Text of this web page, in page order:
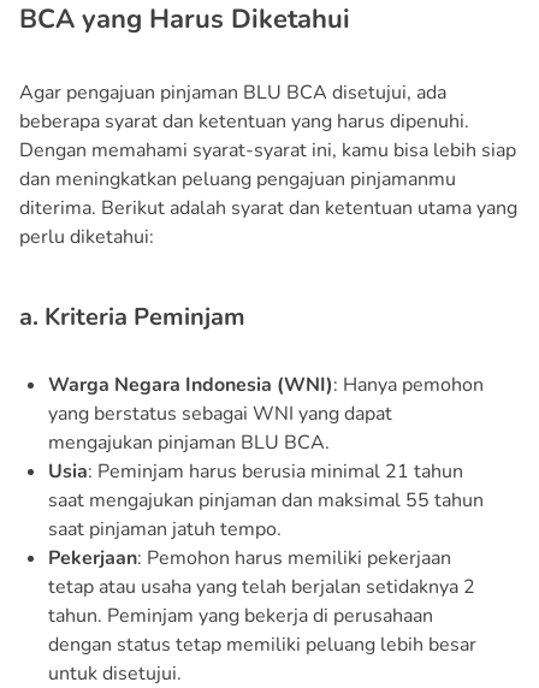
BCA yang Harus Diketahui
Agar pengajuan pinjaman BLU BCA disetujui, ada
beberapa syarat dan ketentuan yang harus dipenuhi.
Dengan memahami syarat-syarat ini, kamu bisa lebih siap
dan meningkatkan peluang pengajuan pinjamanmu
diterima. Berikut adalah syarat dan ketentuan utama yang
perlu diketahui:
a. Kriteria Peminjam
Warga Negara Indonesia (WNI): Hanya pemohon
yang berstatus sebagai WNI yang dapat
mengajukan pinjaman BLU BCA.
Usia: Peminjam harus berusia minimal 21 tahun
saat mengajukan pinjaman dan maksimal 55 tahun
saat pinjaman jatuh tempo.
Pekerjaan: Pemohon harus memiliki pekerjaan
tetap atau usaha yang telah berjalan setidaknya 2
tahun. Peminjam yang bekerja di perusahaan
dengan status tetap memiliki peluang lebih besar
untuk disetujui.